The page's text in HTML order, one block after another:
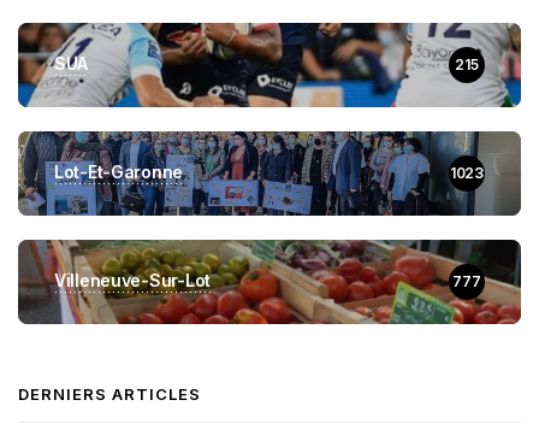
SUA 215
Lot-Et-Garonne 1023
Villeneuve-Sur-Lot 777
DERNIERS ARTICLES